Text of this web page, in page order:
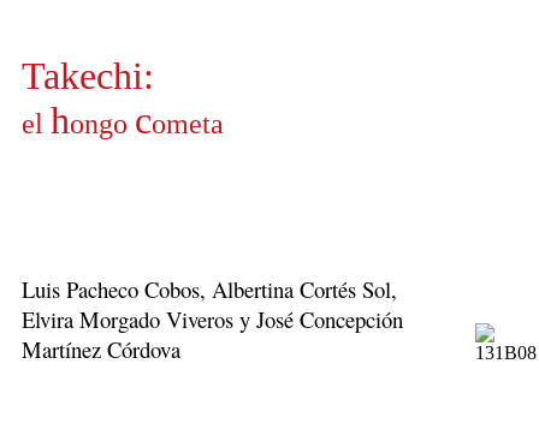
Takechi:
el hongo cometa
Luis Pacheco Cobos, Albertina Cortés Sol,
Elvira Morgado Viveros y José Concepción
Martínez Córdova